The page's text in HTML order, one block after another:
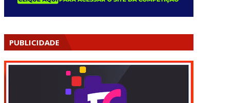
PUBLICIDADE